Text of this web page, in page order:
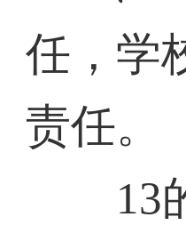
任，学
责任。
13的